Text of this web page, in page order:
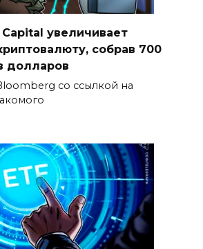
увеличивает
собрав 700
долларов
со ссылкой на